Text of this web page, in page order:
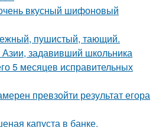
вкусный шифоновый
пушистый, тающий.
Азии, задавивший школьника
5 месяцев исправительных
превзойти результат егора
капуста в банке.